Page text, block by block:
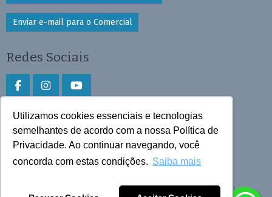
Utilizamos cookies essenciais e tecnologias
semelhantes de acordo com a nossa Política de
Privacidade. Ao continuar navegando, você
concorda com estas condições. Saiba mais
Enviar e-mail para o Comercial
Redes Sociais
Faça download do aplicativo
Play Store e App Store
Todos os direitos reservados © 2026 Cruzeiro do Sul